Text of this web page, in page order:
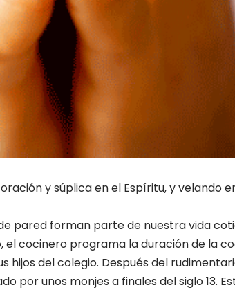
y súplica en el Espíritu, y velando
pared forman parte de nuestra vida
cocinero programa la duración de la
hijos del colegio. Después del
por unos monjes a finales del siglo 13.